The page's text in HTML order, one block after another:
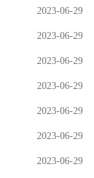
2023-06-29
2023-06-29
2023-06-29
2023-06-29
2023-06-29
2023-06-29
2023-06-29